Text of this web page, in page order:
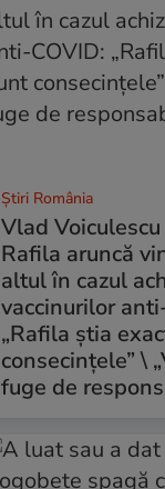
Știri România
Vlad
Rafila aruncă
altul în cazul
vaccinurilor
„Rafila știa
consecințele” \
fuge de